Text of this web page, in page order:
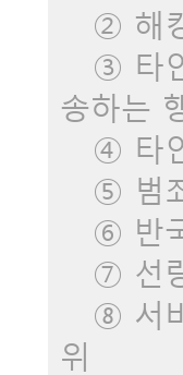
② 해
③ 타인
송하는
④ 타
⑤ 범죄
⑥ 반
⑦ 선
⑧ 서비
위